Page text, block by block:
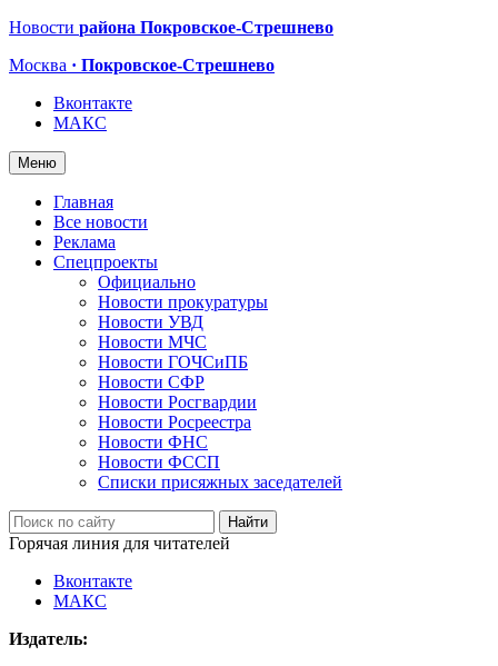
Новости района Покровское-Стрешнево
Москва · Покровское-Стрешнево
Вконтакте
МАКС
Меню
Главная
Все новости
Реклама
Спецпроекты
Официально
Новости прокуратуры
Новости УВД
Новости МЧС
Новости ГОЧСиПБ
Новости СФР
Новости Росгвардии
Новости Росреестра
Новости ФНС
Новости ФССП
Списки присяжных заседателей
Горячая линия для читателей
Вконтакте
МАКС
Издатель: